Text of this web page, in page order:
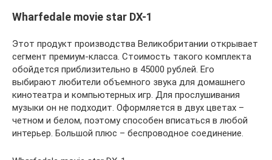
Wharfedale movie star DX-1
Этот продукт производства Великобритании открывает
сегмент премиум-класса. Стоимость такого комплекта
обойдется приблизительно в 45000 рублей. Его
выбирают любители объемного звука для домашнего
кинотеатра и компьютерных игр. Для прослушивания
музыки он не подходит. Оформляется в двух цветах –
четном и белом, поэтому способен вписаться в любой
интерьер. Большой плюс – беспроводное соединение.